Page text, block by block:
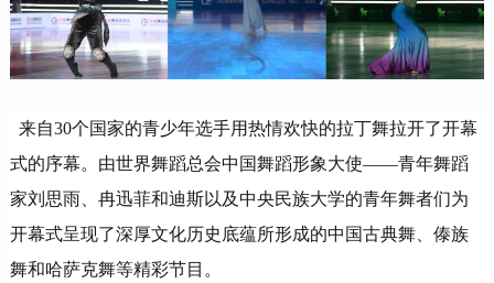
来自30个国家的青少年选手用热情欢快的拉丁舞拉开了开幕
式的序幕。由世界舞蹈总会中国舞蹈形象大使——青年舞蹈
家刘思雨、冉迅菲和迪斯以及中央民族大学的青年舞者们为
开幕式呈现了深厚文化历史底蕴所形成的中国古典舞、傣族
舞和哈萨克舞等精彩节目。